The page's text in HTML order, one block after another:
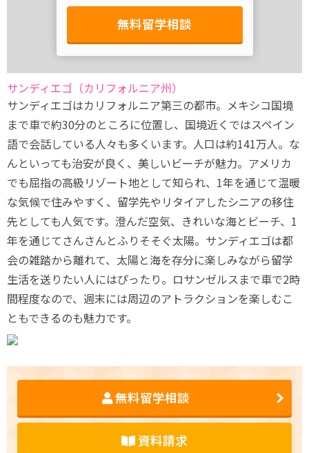
無料留学相談
サンディエゴ（カリフォルニア州）
サンディエゴはカリフォルニア第三の都市。メキシコ国境
まで車で約30分のところに位置し、国境近くではスペイン
語で会話している人々も多くいます。人口は約141万人。な
んといっても治安が良く、美しいビーチが魅力。アメリカ
でも屈指の高級リゾート地として知られ、1年を通じて温暖
な気候で住みやすく、留学先やリタイアしたシニアの移住
先としても人気です。澄んだ空気、きれいな海とビーチ、1
年を通じてさんさんとふりそそぐ太陽。サンディエゴは都
会の雑踏から離れて、太陽と海を存分に楽しみながら留学
生活を送りたい人にはぴったり。ロサンゼルスまで車で2時
間程度なので、週末には周辺のアトラクションを楽しむこ
ともできるのも魅力です。
無料留学相談
資料請求